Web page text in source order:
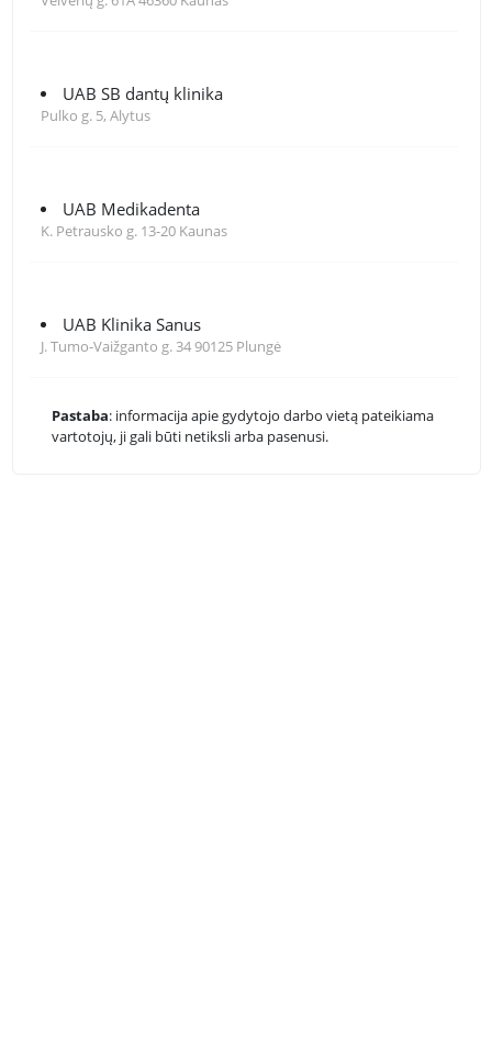
UAB SB dantų klinika
Pulko g. 5, Alytus
UAB Medikadenta
K. Petrausko g. 13-20 Kaunas
UAB Klinika Sanus
J. Tumo-Vaižganto g. 34 90125 Plungė
Pastaba: informacija apie gydytojo darbo vietą pateikiama
vartotojų, ji gali būti netiksli arba pasenusi.